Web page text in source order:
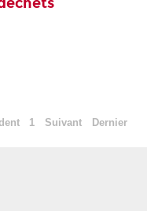
1 Suivant Dernier